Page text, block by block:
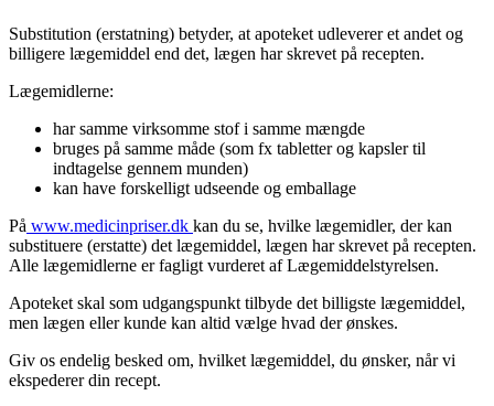
Substitution (erstatning) betyder, at apoteket udleverer et andet og
billigere lægemiddel end det, lægen har skrevet på recepten.
Lægemidlerne:
har samme virksomme stof i samme mængde
bruges på samme måde (som fx tabletter og kapsler til
indtagelse gennem munden)
kan have forskelligt udseende og emballage
På www.medicinpriser.dk kan du se, hvilke lægemidler, der kan
substituere (erstatte) det lægemiddel, lægen har skrevet på recepten.
Alle lægemidlerne er fagligt vurderet af Lægemiddelstyrelsen.
Apoteket skal som udgangspunkt tilbyde det billigste lægemiddel,
men lægen eller kunde kan altid vælge hvad der ønskes.
Giv os endelig besked om, hvilket lægemiddel, du ønsker, når vi
ekspederer din recept.